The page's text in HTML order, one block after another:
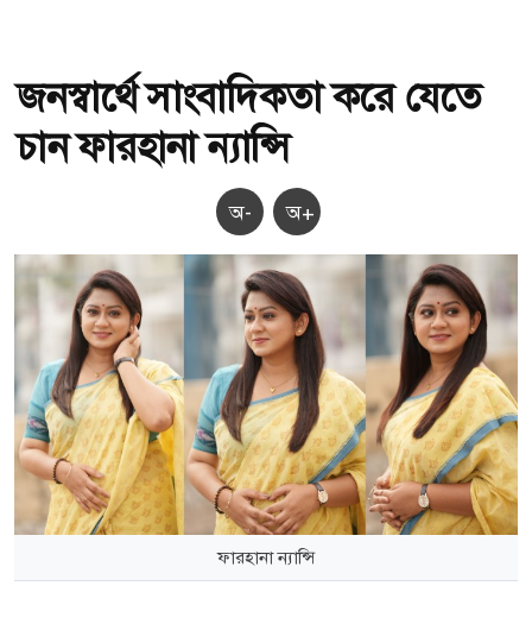
জনস্বার্থে সাংবাদিকতা করে যেতে
চান ফারহানা ন্যান্সি
অ- অ+
ফারহানা ন্যান্সি